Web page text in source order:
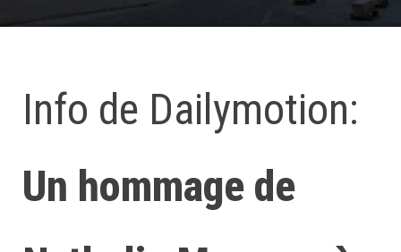
Info de Dailymotion:
Un hommage de